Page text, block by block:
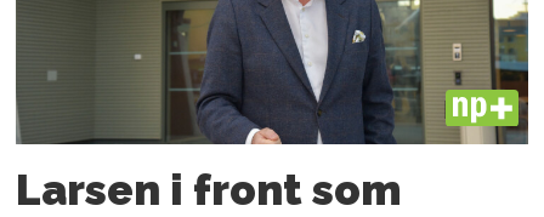
PLUS
Larsen i front som